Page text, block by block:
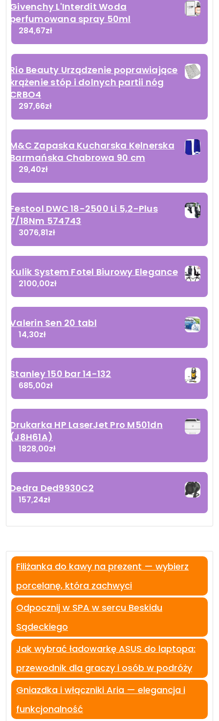
Givenchy L'Interdit Woda
perfumowana spray 50ml
284,67zł
Rio Beauty Urządzenie poprawiające
krążenie stóp i dolnych partii nóg
CRBO4
297,66zł
M&C Zapaska Kucharska Kelnerska
Barmańska Chabrowa 90 cm
29,40zł
Festool DWC 18-2500 Li 5,2-Plus
7/18Nm 574743
3076,81zł
Kulik System Fotel Biurowy Elegance
2100,00zł
Valerin Sen 20 tabl
14,30zł
Stanley 150 bar 14-132
685,00zł
Drukarka HP LaserJet Pro M501dn
(J8H61A)
1828,00zł
Dedra Ded9930C2
157,24zł
Filiżanka do kawy na prezent — wybierz
porcelanę, która zachwyci
Odpocznij w SPA w sercu Beskidu
Sądeckiego
Jak wybrać ładowarkę ASUS do laptopa:
przewodnik dla graczy i osób w podróży
Gniazdka i włączniki Aria — elegancja i
funkcjonalność